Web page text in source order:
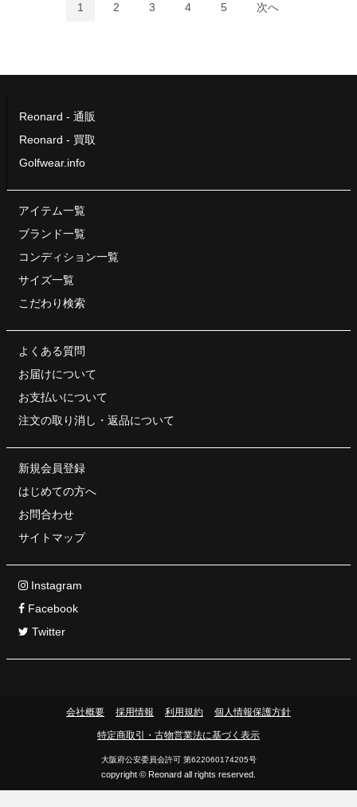
1 2 3 4 5 次へ
Reonard - 通販
Reonard - 買取
Golfwear.info
アイテム一覧
ブランド一覧
コンディション一覧
サイズ一覧
こだわり検索
よくある質問
お届けについて
お支払いについて
注文の取り消し・ 返品について
新規会員登録
はじめての方へ
お問合わせ
サイトマップ
Instagram
Facebook
Twitter
会社概要 採用情報 利用規約 個人情報保護方針
特定商取引・古物営業法に基づく表示
大阪府公安委員会許可 第622060174205号
copyright © Reonard all rights reserved.